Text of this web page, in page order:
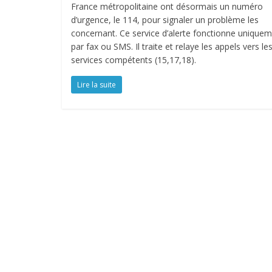
France métropolitaine ont désormais un numéro
d’urgence, le 114, pour signaler un problème les
concernant. Ce service d’alerte fonctionne
par fax ou SMS. Il traite et relaye les appels vers les
services compétents (15,17,18).
Lire la suite